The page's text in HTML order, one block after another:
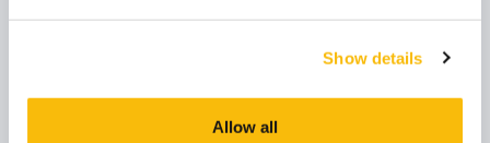
Show details
Allow all
de zorg